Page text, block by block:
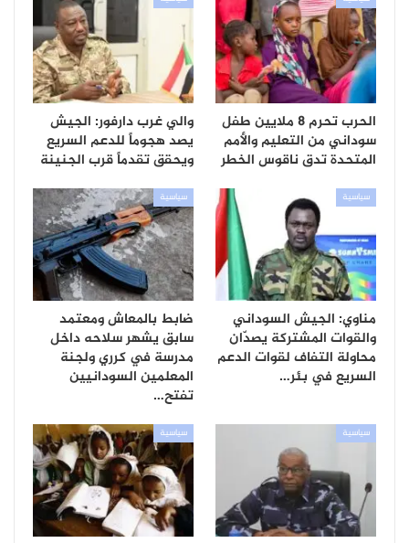
الحرب تحرم 8 ملايين طفل
سوداني من التعليم والأمم
المتحدة تدق ناقوس الخطر
والي غرب دارفور: الجيش
يصد هجوماً للدعم السريع
ويحقق تقدماً قرب الجنينة
سياسية
مناوي: الجيش السوداني
والقوات المشتركة يصدّان
محاولة التفاف لقوات الدعم
السريع في بئر…
سياسية
ضابط بالمعاش ومعتمد
سابق يشهر سلاحه داخل
مدرسة في كرري ولجنة
المعلمين السودانيين
تفتح…
سياسية سياسية